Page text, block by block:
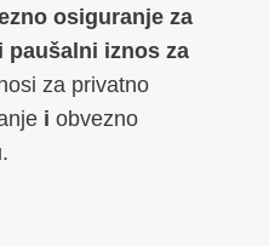
osiguranje za
iznos za
za privatno
i obvezno